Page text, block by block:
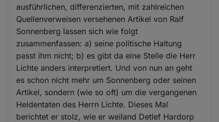
ausführlichen, differenzierten, mit zahlreichen
Quellenverweisen versehenen Artikel von Ralf
Sonnenberg lassen sich wie folgt
zusammenfassen: a) seine politische Haltung
passt ihm nicht; b) es gibt da eine Stelle die Herr
Lichte anders interpretiert. Und von nun an geht
es schon nicht mehr um Sonnenberg oder seinen
Artikel, sondern (wie so oft) um die vergangenen
Heldentaten des Herrn Lichte. Dieses Mal
berichtet er stolz, wie er weiland Detlef Hardorp